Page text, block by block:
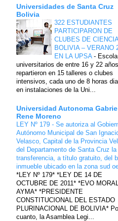
Universidades de Santa Cruz
Bolivia
322 ESTUDIANTES
PARTICIPARON DE
CLUBES DE CIENCIA
BOLIVIA – VERANO
EN LA UPSA -
universitarios de entre 16 y 22
repartieron en 15 talleres o clubes
intensivos, cada uno de 8 horas
en instalaciones de la Uni...
Universidad Autonoma
Rene Moreno
LEY Nº 179 - Se autoriza al
Autónomo Municipal de San
Velasco, Capital de la Provincia
del Departamento de Santa Cruz la
transferencia, a título gratuito, del
inmueble ubicado en la zona sud
*LEY Nº 179* *LEY DE 14 DE
OCTUBRE DE 2011* *EVO
AYMA* *PRESIDENTE
CONSTITUCIONAL DEL ESTADO
PLURINACIONAL DE BOLIVIA*
cuanto, la Asamblea Legi...